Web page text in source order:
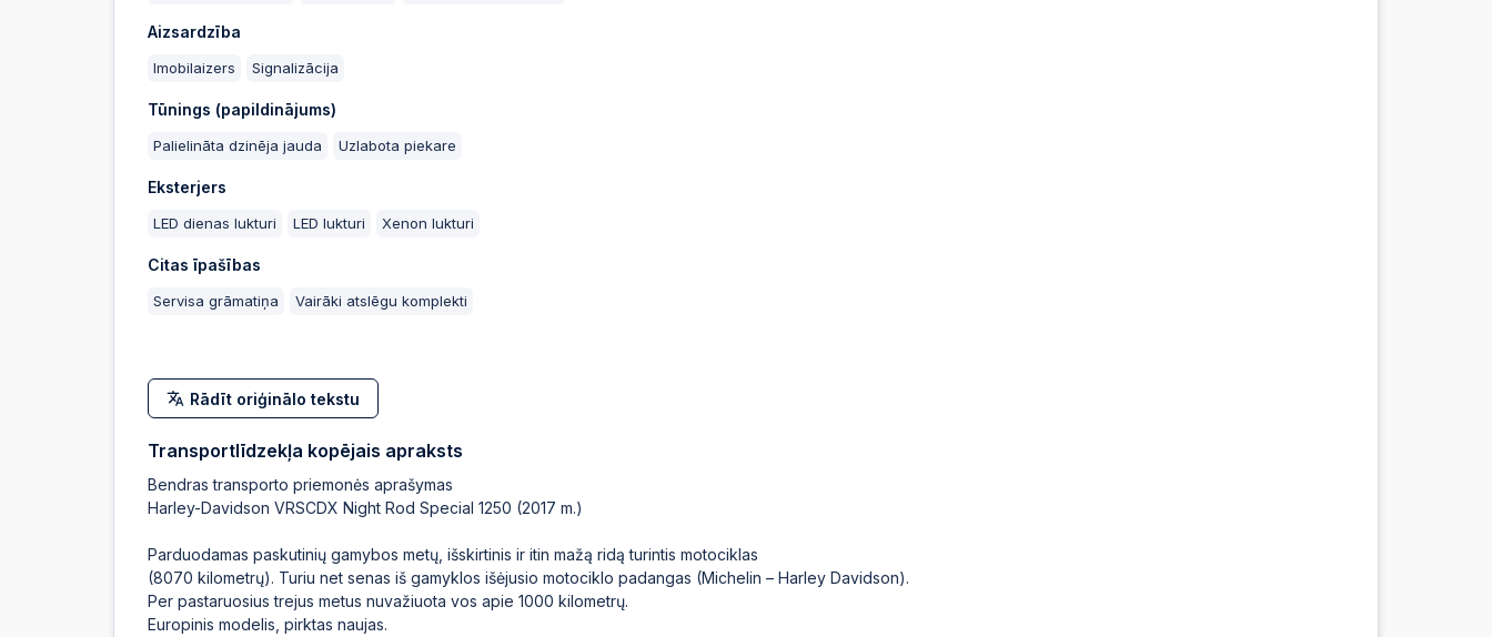
Aizsardzība
Imobilaizers Signalizācija
Tūnings (papildinājums)
Palielināta dzinēja jauda Uzlabota piekare
Eksterjers
LED dienas lukturi LED lukturi Xenon lukturi
Citas īpašības
Servisa grāmatiņa Vairāki atslēgu komplekti
Rādīt oriģinālo tekstu
Transportlīdzekļa kopējais apraksts
Bendras transporto priemonės aprašymas
Harley-Davidson VRSCDX Night Rod Special 1250 (2017 m.)
Parduodamas paskutinių gamybos metų, išskirtinis ir itin mažą ridą turintis motociklas
(8070 kilometrų). Turiu net senas iš gamyklos išėjusio motociklo padangas (Michelin – Harley Davidson).
Per pastaruosius trejus metus nuvažiuota vos apie 1000 kilometrų.
Europinis modelis, pirktas naujas.